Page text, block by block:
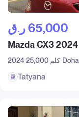
ر.ق‎ 65,000
Mazda CX3 2024
2024 25,000 كلم Doha
Tatyana